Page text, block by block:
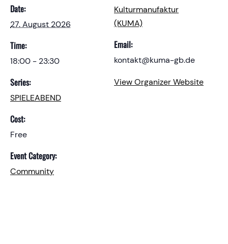
Date:
27. August 2026
Time:
18:00 - 23:30
Series:
SPIELEABEND
Cost:
Free
Event Category:
Community
Kulturmanufaktur
(KUMA)
Email:
kontakt@kuma-gb.de
View Organizer Website